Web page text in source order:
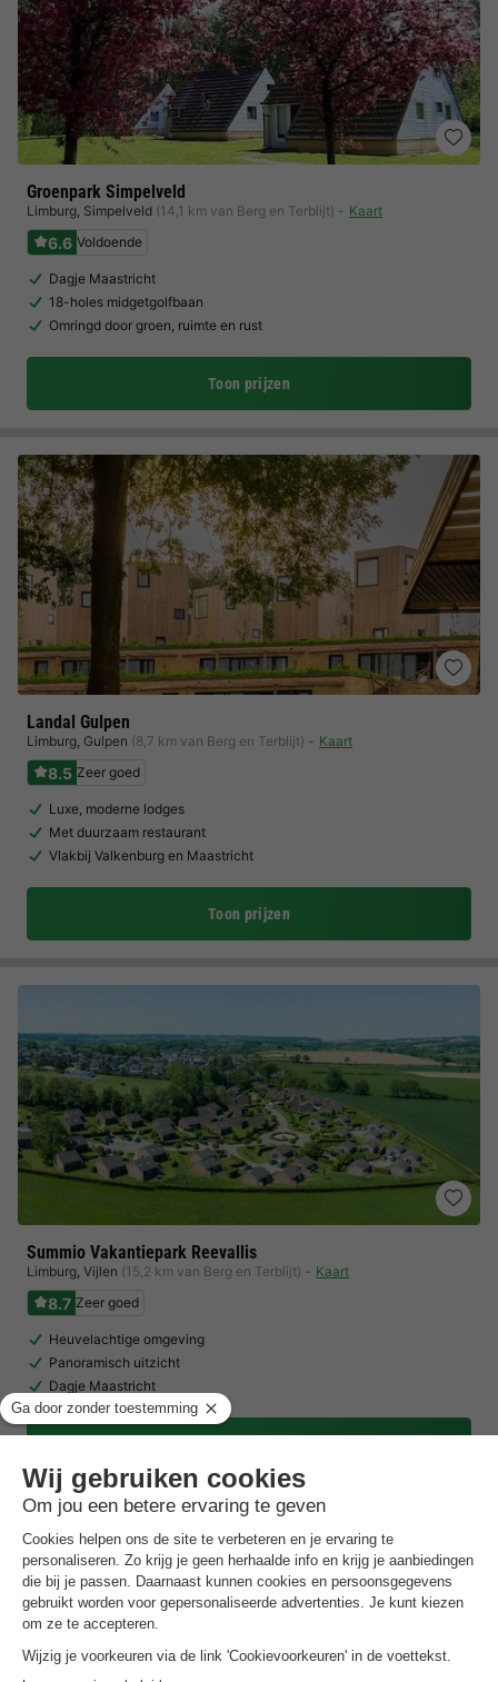
Groenpark Simpelveld
Limburg, Simpelveld (14,1 km van Berg en Terblijt) Kaart
6.6 Voldoende
Dagje Maastricht
18-holes midgetgolfbaan
Omringd door groen, ruimte en rust
Toon prijzen
Landal Gulpen
Limburg, Gulpen (8,7 km van Berg en Terblijt) Kaart
8.5 Zeer goed
Luxe, moderne lodges
Met duurzaam restaurant
Vlakbij Valkenburg en Maastricht
Toon prijzen
Summio Vakantiepark Reevallis
Limburg, Vijlen (15,2 km van Berg en Terblijt) Kaart
8.7 Zeer goed
Heuvelachtige omgeving
Panoramisch uitzicht
Dagje Maastricht